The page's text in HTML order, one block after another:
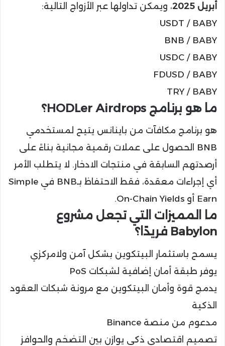
أبريل 2025
، ويمكن تداولها عبر الأزواج التالية:
USDT / BABY
BNB / BABY
USDC / BABY
FDUSD / BABY
TRY / BABY
ما هو برنامج HODLer Airdrops؟
هو برنامج مكافآت من باينانس يتيح لمستخدمي
BNB الحصول على عملات رقمية مجانية بناءً على
أرصدتهم السابقة في منتجات الادخار. لا يتطلب الأمر
أي إجراءات معقدة، فقط الاحتفاظ بـBNB في Simple
Earn أو On-Chain Yields.
ما المميزات التي تجعل مشروع
Babylon فريدًا؟
يسمح باستثمار البيتكوين بشكل آمن ولامركزي
يوفر طبقة أمان إضافية لشبكات PoS
يدمج قوة وأمان البيتكوين مع مرونة شبكات العقود
الذكية
مدعوم من منصة Binance
تصميم اقتصادي ذكي يوازن بين التضخم والحوافز